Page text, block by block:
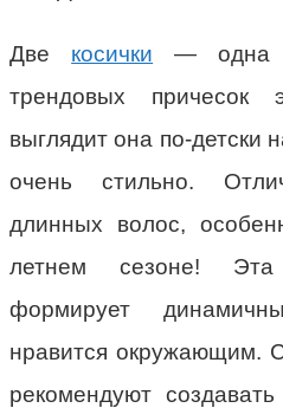
Две косички — одна
трендовых причесок
выглядит она по-детски
очень стильно.
длинных волос,
летнем сезоне! Эта
формирует
нравится окружающим.
рекомендуют